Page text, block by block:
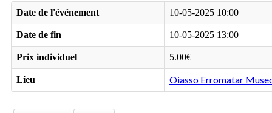
Date de l'événement 10-05-2025 10:00
Date de fin 10-05-2025 13:00
Prix individuel 5.00€
Lieu Oiasso Erromatar